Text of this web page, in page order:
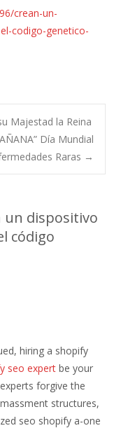
crean-un-
codigo-genetico-
Majestad la Reina
Día Mundial
Raras →
un dispositivo
código
hiring a shopify
seo expert be your
forgive the
structures,
seo shopify a-one